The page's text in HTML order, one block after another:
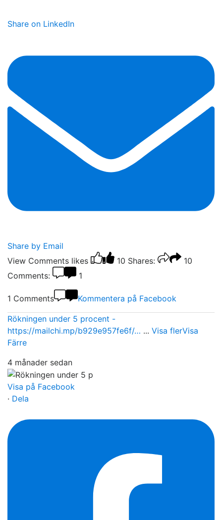
Share on LinkedIn
Share by Email
View Comments likes 10 Shares:
10
Comments:
1
1 Comments Kommentera på Facebook
Rökningen under 5 procent -
https://mailchi.mp/b929e957fe6f/… ... Visa flerVisa
Färre
4 månader sedan
Visa på Facebook
· Dela